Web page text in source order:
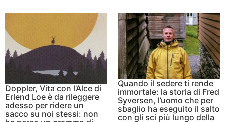
Doppler, Vita con l’Alce di
Erlend Loe è da rileggere
adesso per ridere un
sacco su noi stessi: non
Quando il sedere ti rende
immortale: la storia di Fred
Syversen, l’uomo che per
sbaglio ha eseguito il salto
con gli sci più lungo della